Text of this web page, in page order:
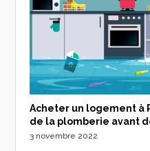
Acheter un logement à
de la plomberie avant
3 novembre 2022